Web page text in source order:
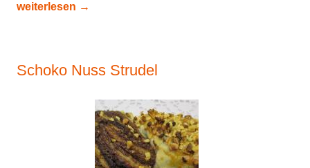
weiterlesen →
Schoko Nuss Strudel